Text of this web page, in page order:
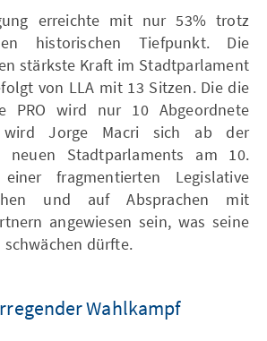
erreichte mit nur 53% trotz
historischen Tiefpunkt. Die
stärkste Kraft im Stadtparlament
von LLA mit 13 Sitzen. Die die
PRO wird nur 10 Abgeordnete
Jorge Macri sich ab der
neuen Stadtparlaments am 10.
fragmentierten Legislative
und auf Absprachen mit
angewiesen sein, was seine
dürfte.
Wahlkampf